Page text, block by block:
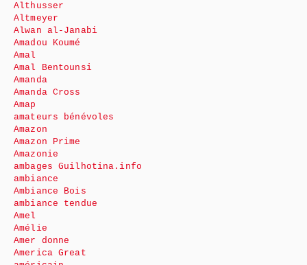
Althusser
Altmeyer
Alwan al-Janabi
Amadou Koumé
Amal
Amal Bentounsi
Amanda
Amanda Cross
Amap
amateurs bénévoles
Amazon
Amazon Prime
Amazonie
ambages Guilhotina.info
ambiance
Ambiance Bois
ambiance tendue
Amel
Amélie
Amer donne
America Great